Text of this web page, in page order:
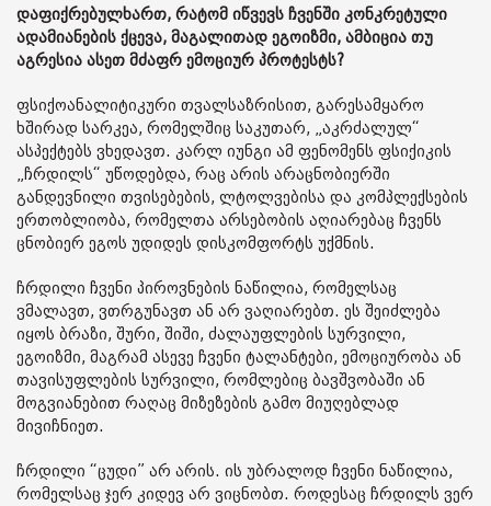
დაფიქრებულხართ, რატომ იწვევს ჩვენში კონკრეტული
ადამიანების ქცევა, მაგალითად ეგოიზმი, ამბიცია თუ
აგრესია ასეთ მძაფრ ემოციურ პროტესტს?
ფსიქოანალიტიკური თვალსაზრისით, გარესამყარო
ხშირად სარკეა, რომელშიც საკუთარ, „აკრძალულ“
ასპექტებს ვხედავთ. კარლ იუნგი ამ ფენომენს ფსიქიკის
„ჩრდილს“ უწოდებდა, რაც არის არაცნობიერში
განდევნილი თვისებების, ლტოლვებისა და კომპლექსების
ერთობლიობა, რომელთა არსებობის აღიარებაც ჩვენს
ცნობიერ ეგოს უდიდეს დისკომფორტს უქმნის.
ჩრდილი ჩვენი პიროვნების ნაწილია, რომელსაც
ვმალავთ, ვთრგუნავთ ან არ ვაღიარებთ. ეს შეიძლება
იყოს ბრაზი, შური, შიში, ძალაუფლების სურვილი,
ეგოიზმი, მაგრამ ასევე ჩვენი ტალანტები, ემოციურობა ან
თავისუფლების სურვილი, რომლებიც ბავშვობაში ან
მოგვიანებით რაღაც მიზეზების გამო მიუღებლად
მივიჩნიეთ.
ჩრდილი “ცუდი” არ არის. ის უბრალოდ ჩვენი ნაწილია,
რომელსაც ჯერ კიდევ არ ვიცნობთ. როდესაც ჩრდილს ვერ